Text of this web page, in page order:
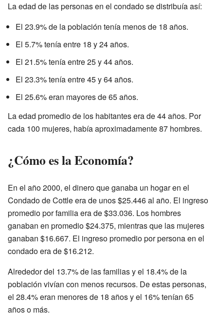
La edad de las personas en el condado se distribuía así:
El 23.9% de la población tenía menos de 18 años.
El 5.7% tenía entre 18 y 24 años.
El 21.5% tenía entre 25 y 44 años.
El 23.3% tenía entre 45 y 64 años.
El 25.6% eran mayores de 65 años.
La edad promedio de los habitantes era de 44 años. Por
cada 100 mujeres, había aproximadamente 87 hombres.
¿Cómo es la Economía?
En el año 2000, el dinero que ganaba un hogar en el
Condado de Cottle era de unos $25.446 al año. El ingreso
promedio por familia era de $33.036. Los hombres
ganaban en promedio $24.375, mientras que las mujeres
ganaban $16.667. El ingreso promedio por persona en el
condado era de $16.212.
Alrededor del 13.7% de las familias y el 18.4% de la
población vivían con menos recursos. De estas personas,
el 28.4% eran menores de 18 años y el 16% tenían 65
años o más.